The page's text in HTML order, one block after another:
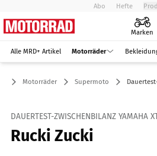
Abo Hefte
Marken
Alle MRD+ Artikel Motorräder
Motorräder Supermoto
DAUERTEST-ZWISCHENBILANZ YAMAHA
Rucki Zucki